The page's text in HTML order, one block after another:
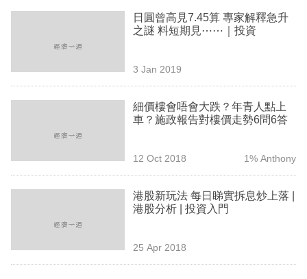
欄
區
日圓曾高見7.45算 專家解釋急升
之謎 料短期見⋯⋯｜投資
3 Jan 2019
細價樓會唔會大跌？年青人點上
車？施政報告對樓價走勢6問6答
12 Oct 2018 1% Anthony
港股新玩法 每日睇實拆息炒上落 |
港股分析 | 投資入門
25 Apr 2018